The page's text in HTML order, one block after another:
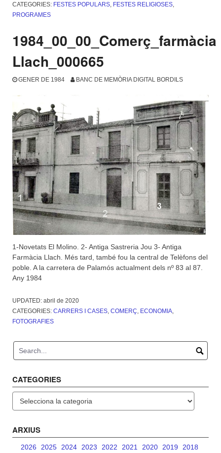
CATEGORIES: FESTES POPULARS FESTES RELIGIOSES
PROGRAMES
1984_00_00_Comerç_farmàcia
Llach_000665
GENER DE 1984 BANC DE MEMÒRIA DIGITAL BORDILS
1-Novetats El Molino. 2- Antiga Sastreria Jou 3- Antiga
Farmàcia Llach. Més tard, també fou la central de Telèfons del
poble. A la carretera de Palamós actualment dels nº 83 al 87.
Any 1984
UPDATED: abril de 2020
CATEGORIES: CARRERS I CASES, COMERÇ, ECONOMIA,
FOTOGRAFIES
CATEGORIES
ARXIUS
2026 2025 2024 2023 2022 2021 2020 2019
2018